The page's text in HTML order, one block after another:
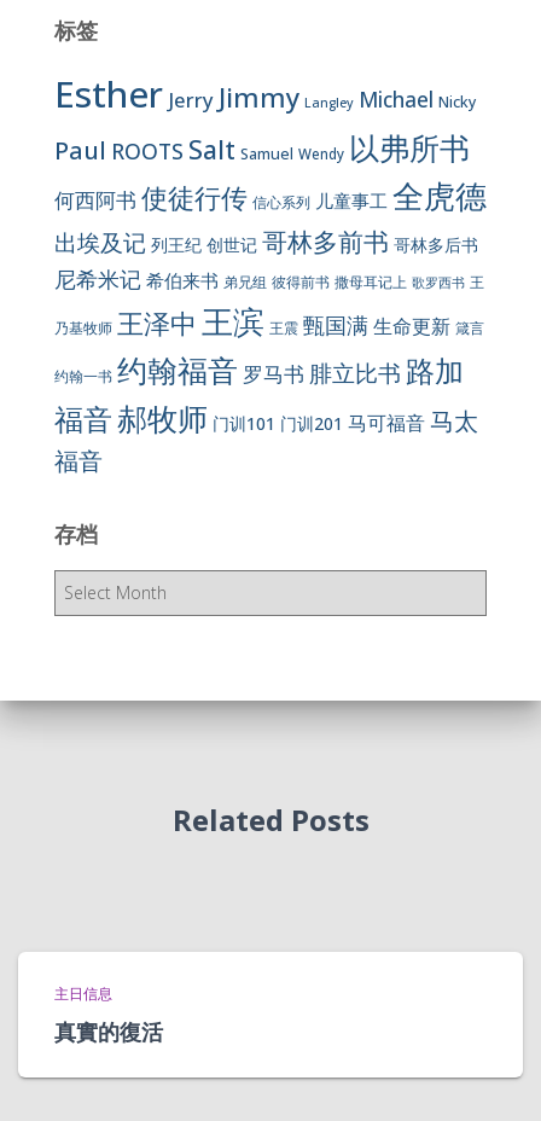
标签
Esther Jerry Jimmy Langley Michael Nicky
Paul ROOTS Salt Samuel Wendy 以弗所书
何西阿书 使徒行传 信心系列 儿童事工 全虎德
出埃及记 列王纪 创世记 哥林多前书 哥林多后书
尼希米记 希伯来书 弟兄组 彼得前书 撒母耳记上 歌罗西书 王
乃基牧师 王泽中 王滨 王震 甄国满生命更新 箴言
约翰一书 约翰福音 罗马书 腓立比书 路加
福音郝牧师 门训101 门训201 马可福音马太
福音
存档
存
Related Posts
主日信息
真實的復活